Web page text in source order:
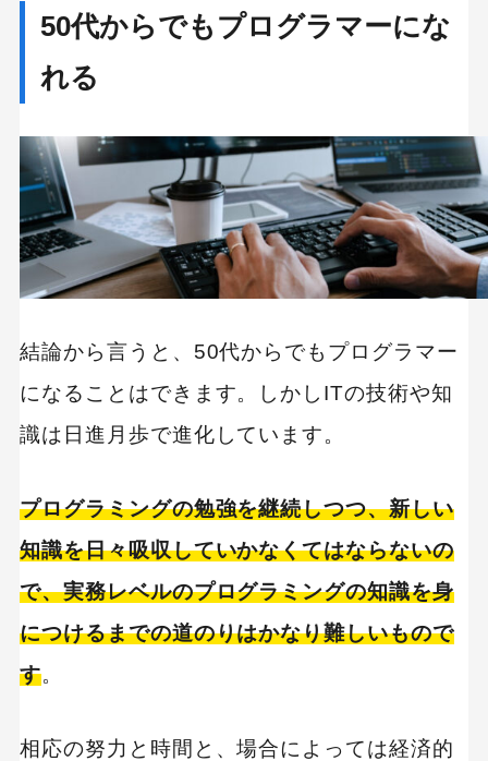
「どのようなプログラマーになりたいか」の目
的がはっきりしている
プログラマーの仕事とは
プログラマーの仕事は主に5種類
①Web系プログラマー
②アプリケーションプログラマー
③ゲーム系プログラマー
④組み込み系プログラマー
⑤システムプログラマー
仕事の効率化を図れる
プログラマーになるために大事なことは3つ
②目的から逆算した勉強法
③常にトレンドを意識する
50代未経験からプログラミングを学ぶポイント
コース修了後のキャリア相談ができる
50代からでもプログラマーにな
れる
結論から言うと、50代からでもプログラマー
になることはできます。しかしITの技術や知
識は日進月歩で進化しています。
プログラミングの勉強を継続しつつ、新しい
知識を日々吸収していかなくてはならないの
で、実務レベルのプログラミングの知識を身
につけるまでの道のりはかなり難しいもので
す。
相応の努力と時間と、場合によっては経済的